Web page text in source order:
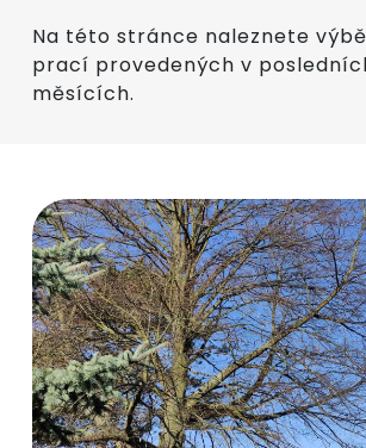
Na této stránce naleznete
prací provedených v
měsících.